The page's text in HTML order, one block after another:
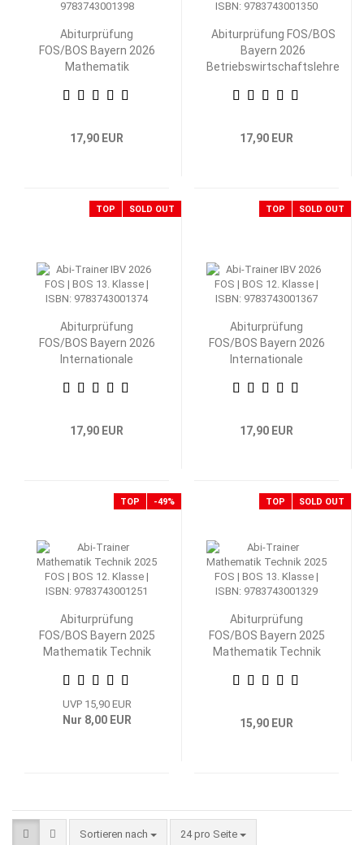
Abiturprüfung
FOS/BOS Bayern 2026
Mathematik
Klasse
17,90 EUR
Abiturprüfung FOS/BOS
Bayern 2026
Betriebswirtschaftslehre
Klasse
17,90 EUR
TOP SOLD OUT
Abiturprüfung
FOS/BOS Bayern 2026
Internationale
Volkswirtschaftslehre
17,90 EUR
TOP SOLD OUT
Abiturprüfung
FOS/BOS Bayern 2026
Internationale
Volkswirtschaftslehre
17,90 EUR
TOP -49%
Abiturprüfung
FOS/BOS Bayern 2025
Mathematik Technik
UVP 15,90 EUR
Nur 8,00 EUR
TOP SOLD OUT
Abiturprüfung
FOS/BOS Bayern 2025
Mathematik Technik
15,90 EUR
Sortieren nach
Sortieren nach 24 pro Seite
pro Seite